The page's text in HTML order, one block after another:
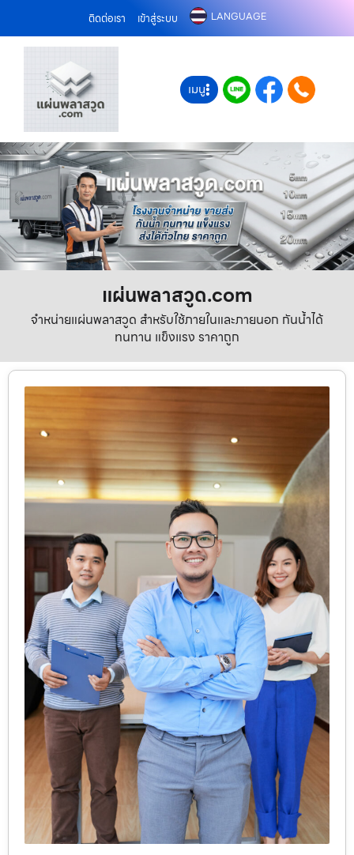
ติดต่อเรา เข้าสู่ระบบ LANGUAGE
เมนู
แผ่นพลาสวูด.com
จำหน่ายแผ่นพลาสวูด สำหรับใช้ภายในและภายนอก กันน้ำได้
ทนทาน แข็งแรง ราคาถูก